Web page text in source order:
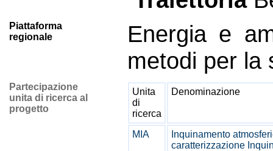
Piattaforma
regionale
Energia e
metodi per la
Partecipazione
unita di ricerca al
progetto
Unita
di
ricerca
Denominazione
MIA
Inquinamento
caratterizzazione